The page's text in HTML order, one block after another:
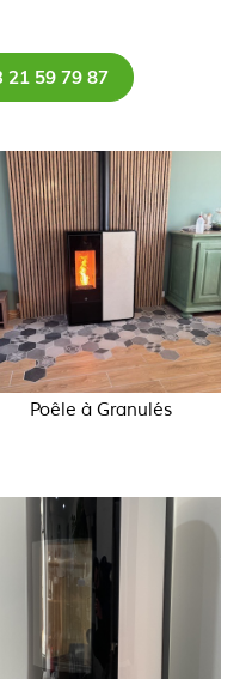
21 59 79 87
Poêle à Granulés